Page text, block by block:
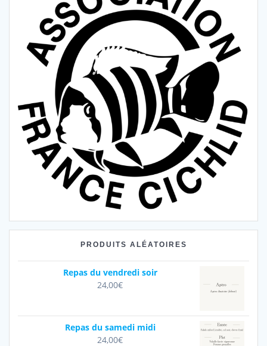
PRODUITS ALÉATOIRES
Repas du vendredi soir
24,00€
Repas du samedi midi
24,00€